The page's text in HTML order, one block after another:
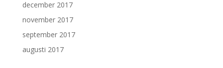
december 2017
november 2017
september 2017
augusti 2017